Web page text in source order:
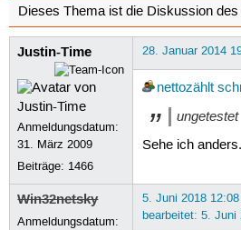
Dieses Thema ist die Diskussion des
Justin-Time
Anmeldungsdatum:
31. März 2009
Beiträge: 1466
28. Januar 2014
nettozählt
ungetestet
Sehe ich
Win32netsky
Anmeldungsdatum:
5. Juni 2018
bearbeitet: 5. Juni